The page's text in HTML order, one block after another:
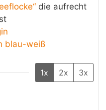
die aufrecht
blau-weiß
1x 2x 3x